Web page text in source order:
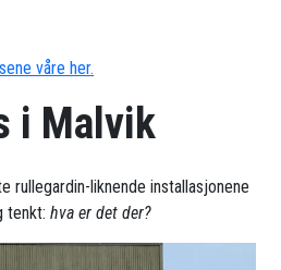
våre her.
i Malvik
rullegardin-liknende installasjonene
tenkt:hva er det der?